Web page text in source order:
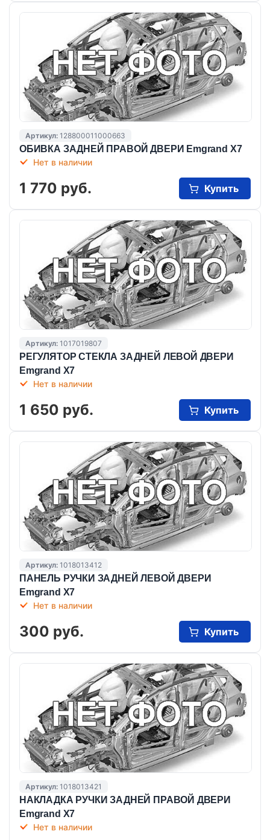
Артикул: 128800011000663
ОБИВКА ЗАДНЕЙ ПРАВОЙ ДВЕРИ Emgrand X7
Нет в наличии
1 770 руб. Купить
Артикул: 1017019807
РЕГУЛЯТОР СТЕКЛА ЗАДНЕЙ ЛЕВОЙ ДВЕРИ
Emgrand X7
Нет в наличии
1 650 руб. Купить
Артикул: 1018013412
ПАНЕЛЬ РУЧКИ ЗАДНЕЙ ЛЕВОЙ ДВЕРИ
Emgrand X7
Нет в наличии
300 руб. Купить
Артикул: 1018013421
НАКЛАДКА РУЧКИ ЗАДНЕЙ ПРАВОЙ ДВЕРИ
Emgrand X7
Нет в наличии